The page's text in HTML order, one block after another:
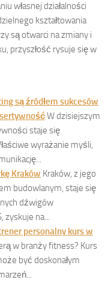
własnej działalności
kształtowania
są otwarci na zmiany i
przyszłość rysuje się w
są źródłem sukcesów
W dzisiejszym
staje się
wyrażanie myśli,
Kraków Kraków, z jego
budowlanym, staje się
dźwigów
zyskuje na...
personalny kurs w
w branży fitness? Kurs
być doskonałym